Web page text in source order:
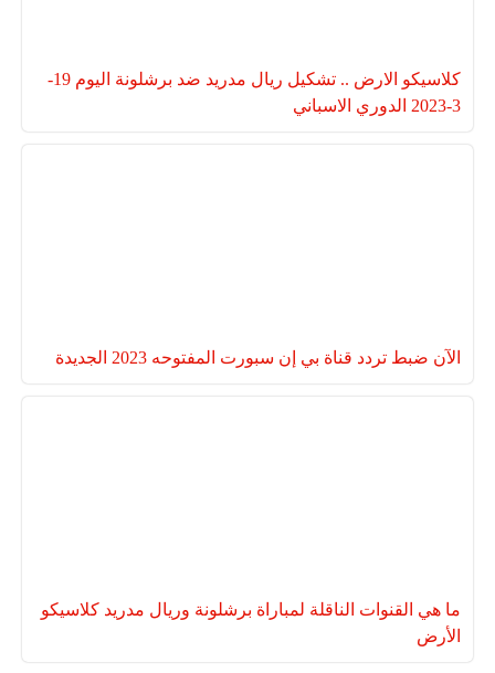
كلاسيكو الارض .. تشكيل ريال مدريد ضد برشلونة اليوم 19-
3-2023 الدوري الاسباني
الآن ضبط تردد قناة بي إن سبورت المفتوحه 2023 الجديدة
ما هي القنوات الناقلة لمباراة برشلونة وريال مدريد كلاسيكو
الأرض